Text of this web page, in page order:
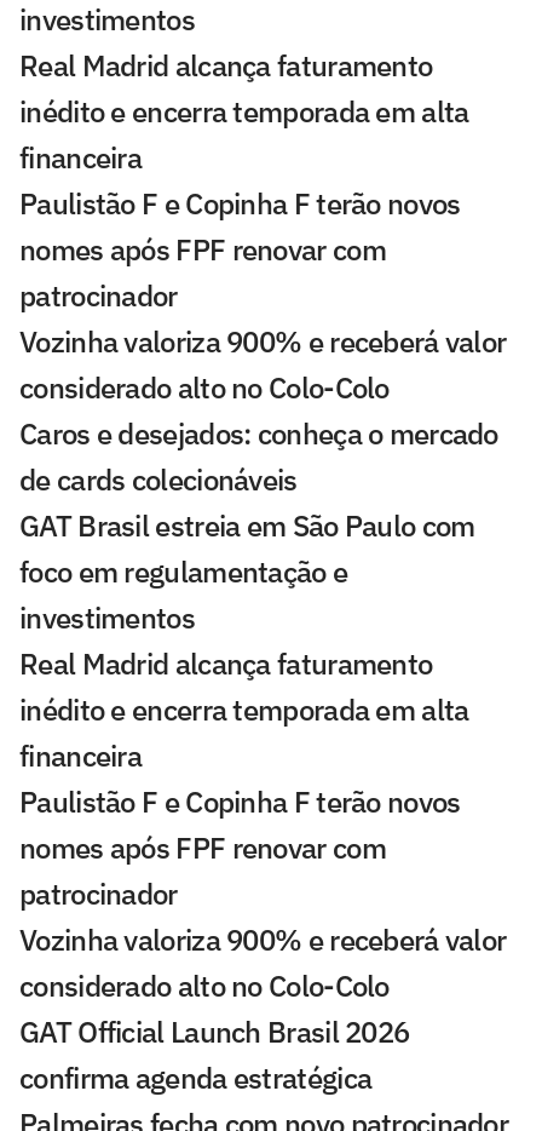
investimentos
Real Madrid alcança faturamento
inédito e encerra temporada em alta
financeira
Paulistão F e Copinha F terão novos
nomes após FPF renovar com
patrocinador
Vozinha valoriza 900% e receberá valor
considerado alto no Colo-Colo
Caros e desejados: conheça o mercado
de cards colecionáveis
GAT Brasil estreia em São Paulo com
foco em regulamentação e
investimentos
Real Madrid alcança faturamento
inédito e encerra temporada em alta
financeira
Paulistão F e Copinha F terão novos
nomes após FPF renovar com
patrocinador
Vozinha valoriza 900% e receberá valor
considerado alto no Colo-Colo
GAT Official Launch Brasil 2026
confirma agenda estratégica